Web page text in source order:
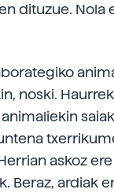
dituzue. Nola
noski.
askoz
Beraz, ardiak